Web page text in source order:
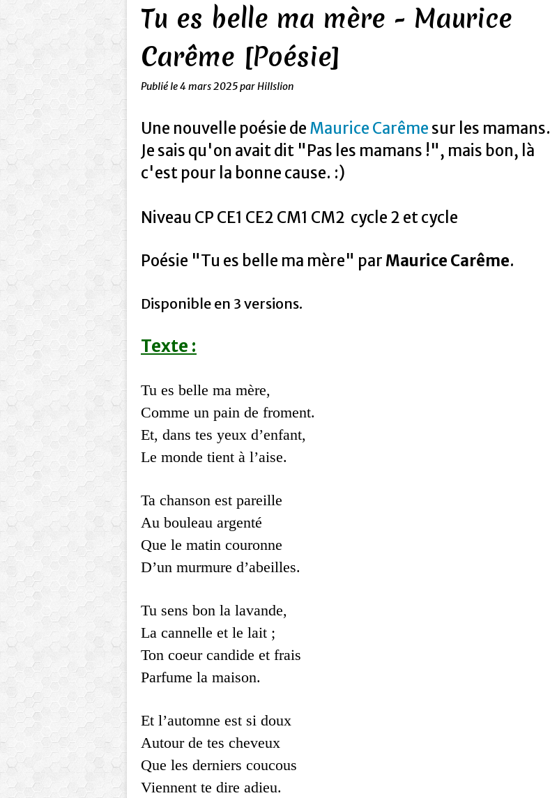
Tu es belle ma mère - Maurice
Carême [Poésie]
Publié le4 mars 2025par Hillslion
Une nouvelle poésie de Maurice Carême sur les mamans.
Je sais qu'on avait dit "Pas les mamans !", mais bon, là
c'est pour la bonne cause. :)
Niveau CP CE1 CE2 CM1 CM2 cycle 2 et cycle
Poésie "Tu es belle ma mère" par Maurice Carême.
Disponible en 3 versions.
Texte :
Tu es belle ma mère,
Comme un pain de froment.
Et, dans tes yeux d’enfant,
Le monde tient à l’aise.
Ta chanson est pareille
Au bouleau argenté
Que le matin couronne
D’un murmure d’abeilles.
Tu sens bon la lavande,
La cannelle et le lait ;
Ton coeur candide et frais
Parfume la maison.
Et l’automne est si doux
Autour de tes cheveux
Que les derniers coucous
Viennent te dire adieu.